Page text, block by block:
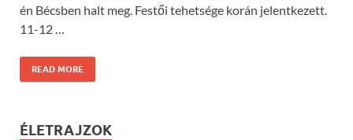
én Bécsben halt meg. Festői tehetsége korán jelentkezett.
11-12 …
READ MORE
ÉLETRAJZOK